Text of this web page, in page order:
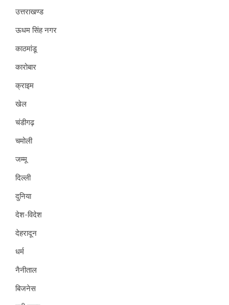
उत्तराखण्ड
ऊधम सिंह नगर
काठमांडू
कारोबार
क्राइम
खेल
चंडीगढ़
चमोली
जम्मू
दिल्ली
दुनिया
देश-विदेश
देहरादून
धर्म
नैनीताल
बिजनेस